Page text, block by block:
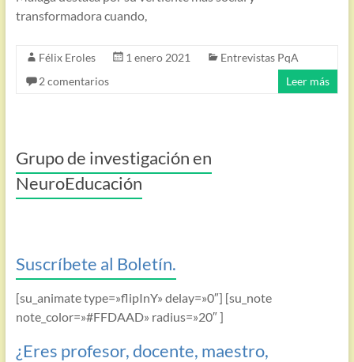
transformadora cuando,
Félix Eroles 1 enero 2021
Entrevistas PqA
2 comentarios
Leer más
Grupo de investigación en
NeuroEducación
Suscríbete al Boletín.
[su_animate type=»flipInY» delay=»0″] [su_note
note_color=»#FFDAAD» radius=»20″ ]
¿Eres profesor, docente, maestro,